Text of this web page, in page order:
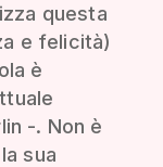
questa
e felicità)
è
-. Non è
sua